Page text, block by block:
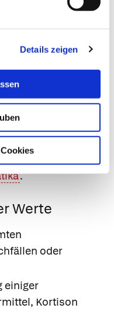
Details zeigen
Blutkörperchen),
.
Werte
oder
einiger
Kortison